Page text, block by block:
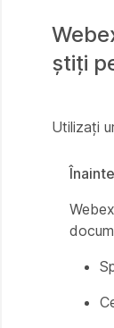
știți
Utilizați